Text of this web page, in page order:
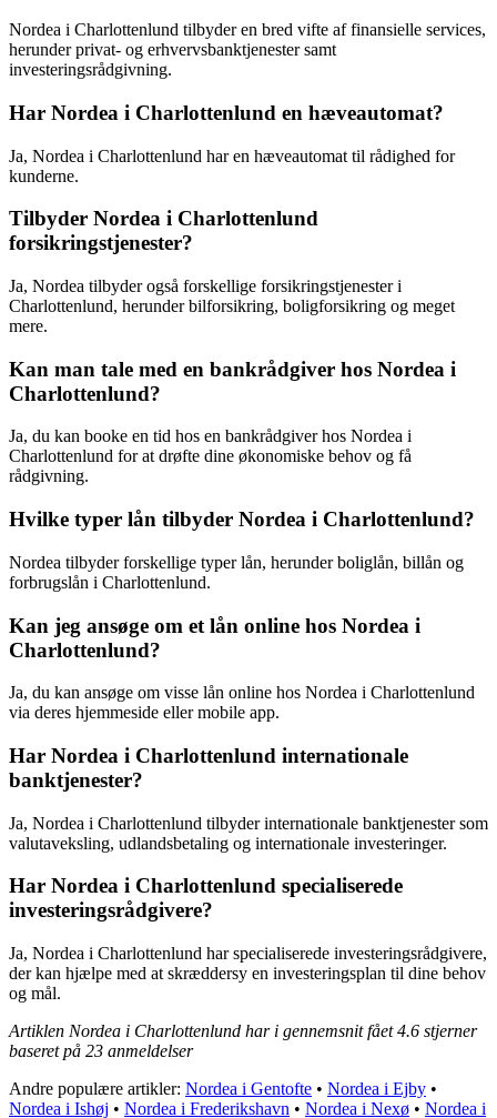
Nordea i Charlottenlund tilbyder en bred vifte af finansielle services,
herunder privat- og erhvervsbanktjenester samt
investeringsrådgivning.
Har Nordea i Charlottenlund en hæveautomat?
Ja, Nordea i Charlottenlund har en hæveautomat til rådighed for
kunderne.
Tilbyder Nordea i Charlottenlund
forsikringstjenester?
Ja, Nordea tilbyder også forskellige forsikringstjenester i
Charlottenlund, herunder bilforsikring, boligforsikring og meget
mere.
Kan man tale med en bankrådgiver hos Nordea i
Charlottenlund?
Ja, du kan booke en tid hos en bankrådgiver hos Nordea i
Charlottenlund for at drøfte dine økonomiske behov og få
rådgivning.
Hvilke typer lån tilbyder Nordea i Charlottenlund?
Nordea tilbyder forskellige typer lån, herunder boliglån, billån og
forbrugslån i Charlottenlund.
Kan jeg ansøge om et lån online hos Nordea i
Charlottenlund?
Ja, du kan ansøge om visse lån online hos Nordea i Charlottenlund
via deres hjemmeside eller mobile app.
Har Nordea i Charlottenlund internationale
banktjenester?
Ja, Nordea i Charlottenlund tilbyder internationale banktjenester som
valutaveksling, udlandsbetaling og internationale investeringer.
Har Nordea i Charlottenlund specialiserede
investeringsrådgivere?
Ja, Nordea i Charlottenlund har specialiserede investeringsrådgivere,
der kan hjælpe med at skræddersy en investeringsplan til dine behov
og mål.
Artiklen Nordea i Charlottenlund har i gennemsnit fået4.6 stjerner
baseret på 23 anmeldelser
Andre populære artikler: Nordea i Gentofte • Nordea i Ejby •
Nordea i Ishøj • Nordea i Frederikshavn • Nordea i Nexø • Nordea i